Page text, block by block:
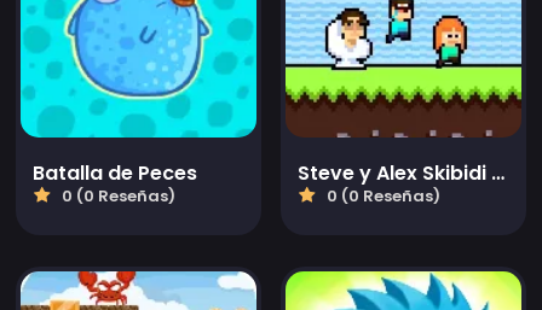
Batalla de Peces
0 (0 Reseñas)
Steve y Alex Skibidi Toilet
0 (0 Reseñas)